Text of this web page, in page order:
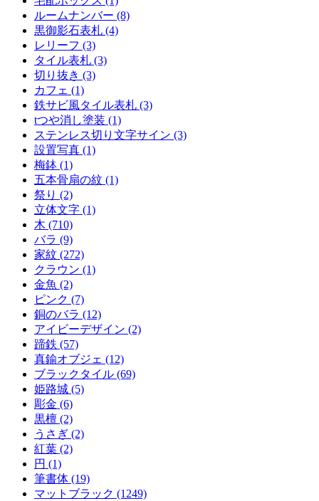
ルームナンバー (8)
黒御影石表札 (4)
レリーフ (3)
タイル表札 (3)
切り抜き (3)
カフェ (1)
鉄サビ風タイル表札 (3)
tつや消し塗装 (1)
ステンレス切り文字サイン (3)
設置写真 (1)
梅鉢 (1)
五本骨扇の紋 (1)
祭り (2)
立体文字 (1)
木 (710)
バラ (9)
家紋 (272)
クラウン (1)
金魚 (2)
ピンク (7)
銅のバラ (12)
アイビーデザイン (2)
蹄鉄 (57)
真鍮オブジェ (12)
ブラックタイル (69)
姫路城 (5)
彫金 (6)
黒檀 (2)
うさぎ (2)
紅葉 (2)
円 (1)
筆書体 (19)
マットブラック (1249)